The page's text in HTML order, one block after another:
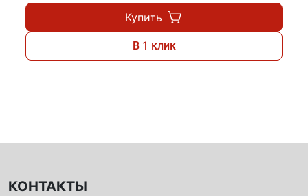
Купить
В 1 клик
КОНТАКТЫ